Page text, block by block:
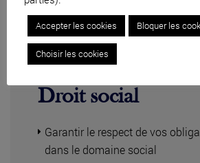
Droit social
Garantir le respect de vos
dans le domaine social
Accepter les cookies Bloquer les
Choisir les cookies